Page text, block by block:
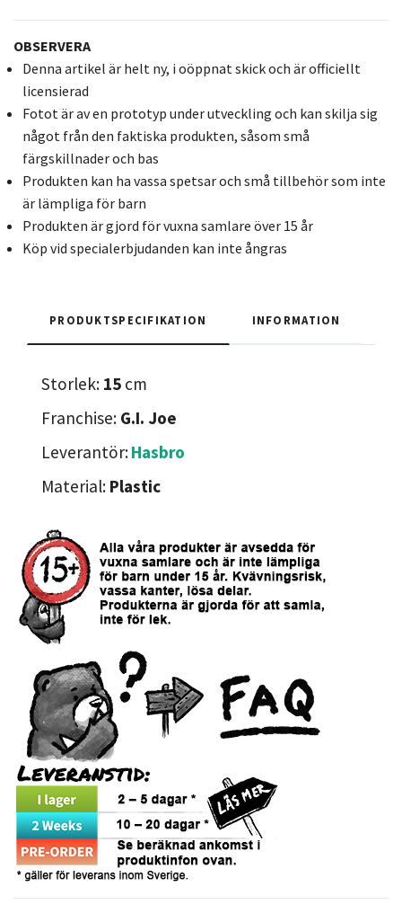
OBSERVERA
Denna artikel är helt ny, i oöppnat skick och är officiellt
licensierad
Fotot är av en prototyp under utveckling och kan skilja sig
något från den faktiska produkten, såsom små
färgskillnader och bas
Produkten kan ha vassa spetsar och små tillbehör som inte
är lämpliga för barn
Produkten är gjord för vuxna samlare över 15 år
Köp vid specialerbjudanden kan inte ångras
PRODUKTSPECIFIKATION INFORMATION
Storlek: 15 cm
Franchise: G.I. Joe
Leverantör:Hasbro
Material: Plastic